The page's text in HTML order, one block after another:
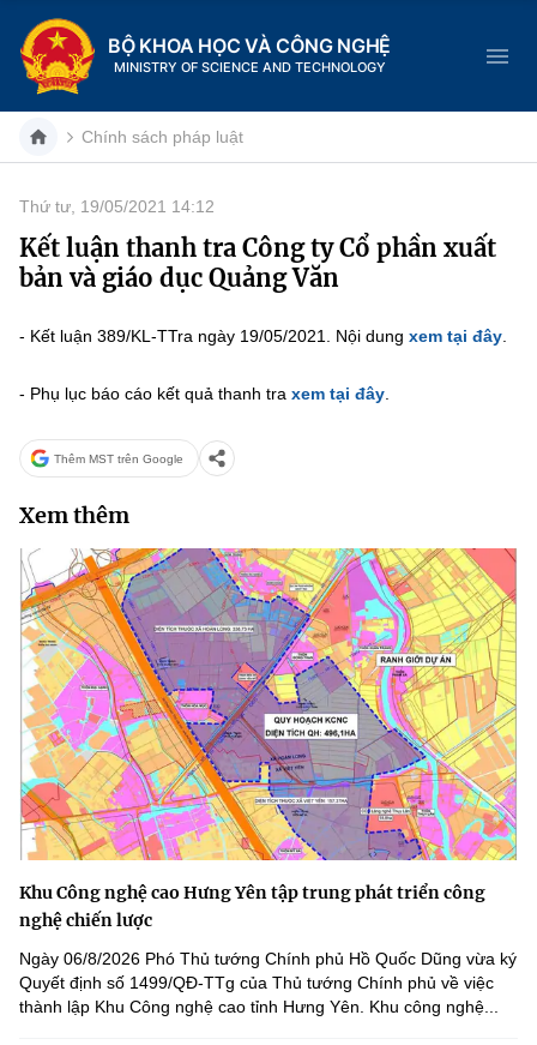
BỘ KHOA HỌC VÀ CÔNG NGHỆ
MINISTRY OF SCIENCE AND TECHNOLOGY
Danh mục
Trang chủ
Giới thiệu
Chức năng nhiệm vụ
Cơ cấu tổ chức
Lịch sử phát triển
Sở Khoa học và Công nghệ
Tin tức sự kiện
Khoa học và Công nghệ
Đổi mới sáng tạo
Chuyển đổi số
Bưu chính, Viễn thông
Sở hữu trí tuệ
Tiêu chuẩn, đo lường, chất lượng
Năng lượng nguyên tử
Tin tổng hợp
Tin địa phương
Dịch vụ công
Hệ thống văn bản
Văn bản QPPL
Văn bản chỉ đạo điều hành
Lấy ý kiến người dân về dự thảo VBQPPL
MST IOFFICE
THỐNG KÊ
Khoa học và Công nghệ
Đổi mới sáng tạo
Chuyển đổi số
Bưu chính, Viễn thông
Sở hữu trí tuệ
Tiêu chuẩn, đo lường, chất lượng
Multimedia
THƯ ĐIỆN TỬ
Khác
Videos
Ảnh
Voice
Chính sách pháp luật
Thứ tư, 19/05/2021 14:12
Kết luận thanh tra Công ty Cổ phần xuất
bản và giáo dục Quảng Văn
- Kết luận 389/KL-TTra ngày 19/05/2021. Nội dung xem tại đây
- Phụ lục báo cáo kết quả thanh tra xem tại đây
Thêm MST trên Google
Xem thêm
Khu Công nghệ cao Hưng Yên tập trung phát triển công
nghệ chiến lược
Ngày 06/8/2026 Phó Thủ tướng Chính phủ Hồ Quốc Dũng vừa ký
Quyết định số 1499/QĐ-TTg của Thủ tướng Chính phủ về việc
thành lập Khu Công nghệ cao tỉnh Hưng Yên. Khu công nghệ...